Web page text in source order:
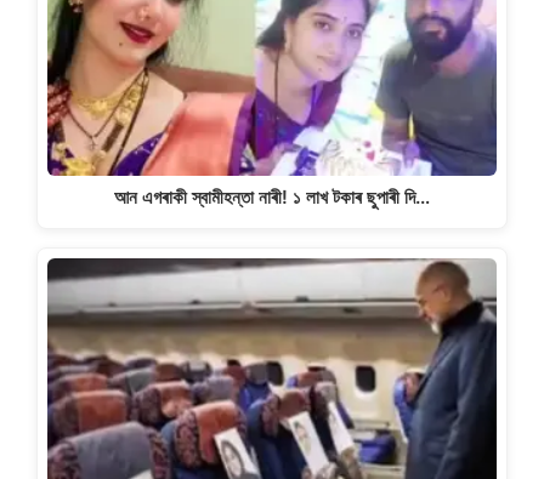
আন এগৰাকী স্বামীহন্তা নাৰী! ১ লাখ টকাৰ ছুপাৰী দি…